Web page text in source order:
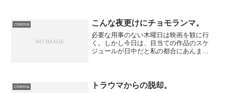
cinema こんな夜更けにチョモランマ。
必要な用事のない木曜日は映画を観に行
く。しかし今日は、目当ての作品のスケ
ジュールが日中だと私の都合にあんまし
さらに……電車だと酔...
cinema トラウマからの脱却。